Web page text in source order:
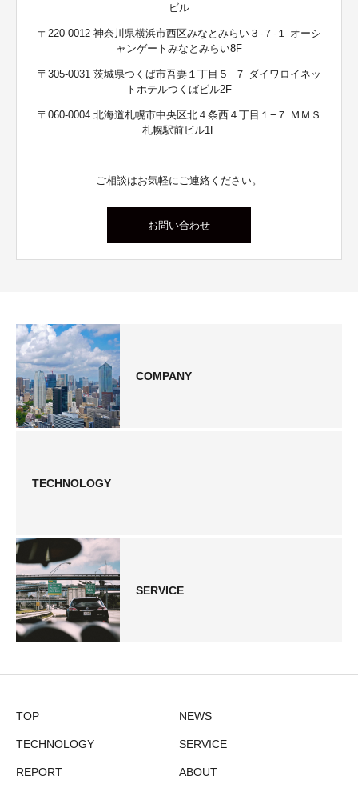
ビル
〒220-0012 神奈川県横浜市西区みなとみらい３-７-１ オーシ
ャンゲートみなとみらい8F
〒305-0031 茨城県つくば市吾妻１丁目５−７ ダイワロイネッ
トホテルつくばビル2F
〒060-0004 北海道札幌市中央区北４条西４丁目１−７ ＭＭＳ
札幌駅前ビル1F
ご相談はお気軽にご連絡ください。
お問い合わせ
COMPANY
TECHNOLOGY
SERVICE
TOP NEWS
TECHNOLOGY SERVICE
REPORT ABOUT